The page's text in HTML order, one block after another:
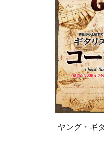
ヤング・ギ